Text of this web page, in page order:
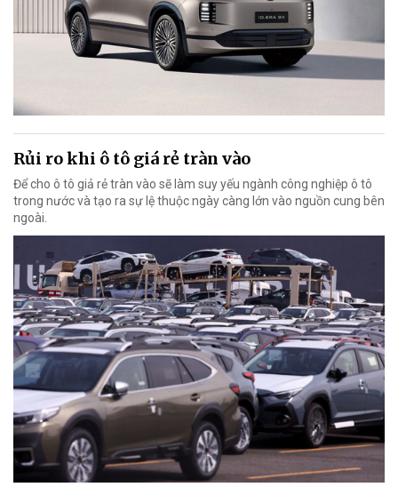
Rủi ro khi ô tô giá rẻ tràn vào
Để cho ô tô giả rẻ tràn vào sẽ làm suy yếu ngành công nghiệp ô tô
trong nước và tạo ra sự lệ thuộc ngày càng lớn vào nguồn cung bên
ngoài.